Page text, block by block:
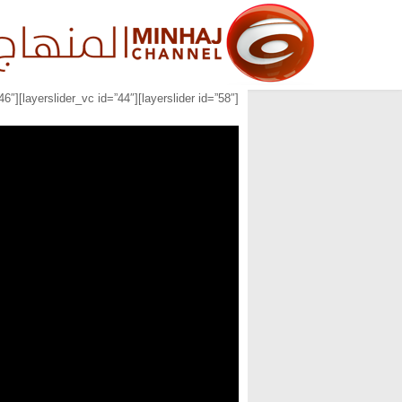
[layerslider id=”58″][layerslider_vc id=”44″][layerslider_vc id=”46″]